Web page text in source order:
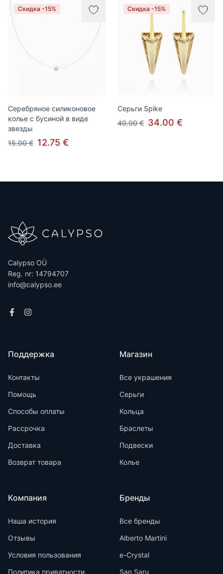
Скидка -15%
Серебряное силиконовое
колье с бусиной в виде
звезды
15.00 € 12.75 €
Скидка -15%
Серьги Spike
40.00 € 34.00 €
Calypso OÜ
Reg. nr: 14794707
info@calypso.ee
Поддержка
Контакты
Помощь
Способы оплаты
Рассрочка
Доставка
Возврат товара
Компания
Наша история
Отзывы
Условия пользования
Политика приватности
Магазин
Все украшения
Серьги
Кольца
Браслеты
Подвески
Колье
Бренды
Все бренды
Alberto Martini
e-Crystal
San Saru